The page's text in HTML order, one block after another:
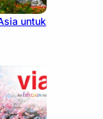
untuk